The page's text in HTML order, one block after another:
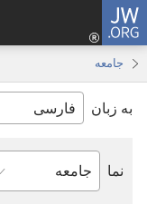
JW.ORG
جامعه
به زبان
نما
کتاب